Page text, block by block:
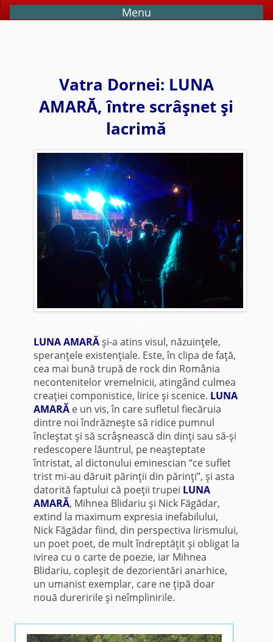
Menu
Vatra Dornei: LUNA
AMARĂ, între scrâşnet şi
lacrimă
LUNA AMARĂşi-a atins visul, năzuinţele,
speranţele existenţiale. Este, în clipa de faţă,
cea mai bună trupă de rock din România
necontenitelor vremelnicii, atingând culmea
creaţiei componistice, lirice şi scenice. LUNA
AMARĂe un vis, în care sufletul fiecăruia
dintre noi îndrăzneşte să ridice pumnul
încleştat şi să scrâşnească din dinţi sau să-şi
redescopere lăuntrul, pe neaşteptate
întristat, al dictonului eminescian “ce suflet
trist mi-au dăruit părinţii din părinţi”, şi asta
datorită faptului că poeţii trupei LUNA
AMARĂ, Mihnea Blidariu şi Nick Făgădar,
extind la maximum expresia inefabilului,
Nick Făgădar fiind, din perspectiva lirismului,
un poet poet, de mult îndreptăţit şi obligat la
ivirea cu o carte de poezie, iar Mihnea
Blidariu, copleşit de dezorientări anarhice,
un umanist exemplar, care ne ţipă doar
nouă dureririle şi neîmplinirile.